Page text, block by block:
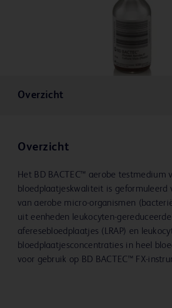
Overzicht
Overzicht
Het BD BACTEC™ aerobe testmedium
bloedplaatjeskwaliteit is geformuleerd
van aerobe micro-organismen
uit eenheden leukocyten-gereduceerde
aferesebloedplaatjes (LRAP) en
bloedplaatjesconcentraties in heel
voor gebruik op BD BACTEC™ FX-